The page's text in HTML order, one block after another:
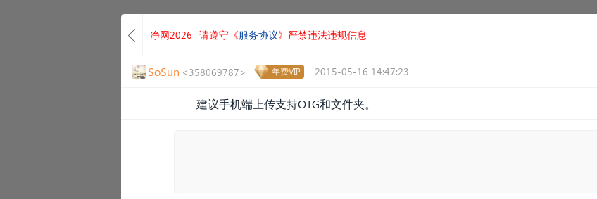
净网2026 请遵守《服务协议》严禁违法违规信息
SoSun <358069787> 年费VIP 2015-05-16 14:47:23
建议手机端上传支持OTG和文件夹。